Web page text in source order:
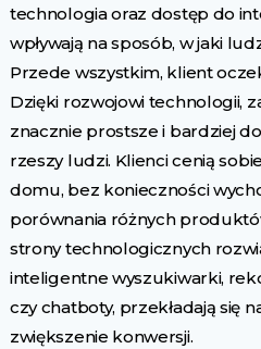
technologia oraz dostęp do
wpływają na sposób, w jaki
Przede wszystkim, klient
Dzięki rozwojowi technologii,
znacznie prostsze i bardziej
rzeszy ludzi. Klienci cenią
domu, bez konieczności
porównania różnych
strony technologicznych
inteligentne wyszukiwarki,
czy chatboty, przekładają się
zwiększenie konwersji.